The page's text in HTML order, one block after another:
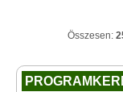
Összesen: